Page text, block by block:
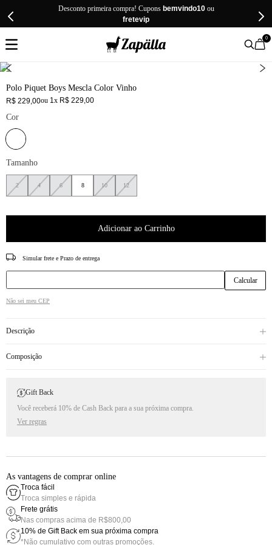
Desconto primeira compra! Cupons bemvindo10ou
fretevip
0
Polo Piquet Boys Mescla Color Vinho
R$ 229,00ou 1x R$ 229,00
Cor
Tamanho
2 4 6 8 10 12
Adicionar ao Carrinho
CEP
Não sei meu CEP
Descrição
Composição
Gift Back
Você receberá 10% de Cash Back para a sua próxima compra.
Ver regras
As vantagens de comprar online
Troca fácil
Troca simples e rápida
Frete grátis
Nas compras acima de R$800,00
10% de Gift Back em sua próxima compra
*Não cumulativo com outras promoções.